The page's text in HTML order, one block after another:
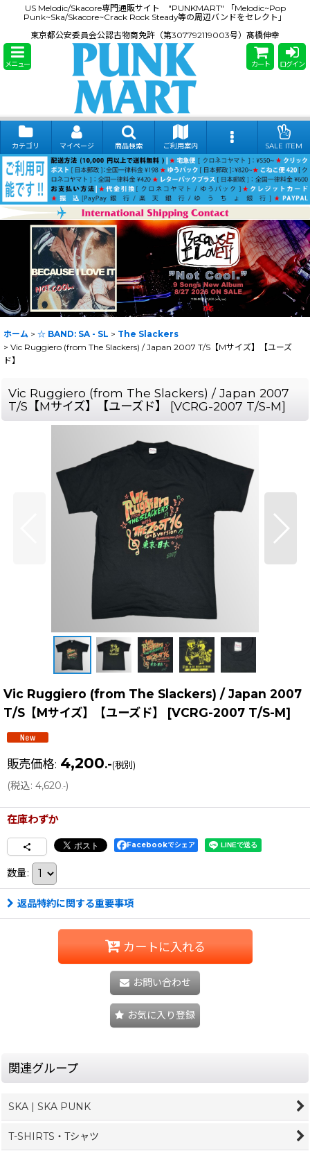
US Melodic/Skacore専門通販サイト "PUNKMART" 「Melodic~Pop
Punk~Ska/Skacore~Crack Rock Steady等の周辺バンドをセレクト」
東京都公安委員会公認古物商免許（第307792119003号）髙橋伸幸
メニュー カート ログイン
カテゴリ マイページ 商品検索 ご利用案内 SALE ITEM
ホーム > ☆ BAND: SA - SL > The Slackers
> Vic Ruggiero (from The Slackers) / Japan 2007 T/S【Mサイズ】【ユーズ
ド】
Vic Ruggiero (from The Slackers) / Japan 2007
T/S【Mサイズ】【ユーズド】
[VCRG-2007 T/S-M]
Vic Ruggiero (from The Slackers) / Japan 2007
T/S【Mサイズ】【ユーズド】
[VCRG-2007 T/S-M]
販売価格: 4,200.-(税別)
(税込: 4,620.-)
在庫わずか
Facebookでシェア
数量:
返品特約に関する重要事項
カートに入れる
お問い合わせ
お気に入り登録
関連グループ
SKA | SKA PUNK
T-SHIRTS・Tシャツ